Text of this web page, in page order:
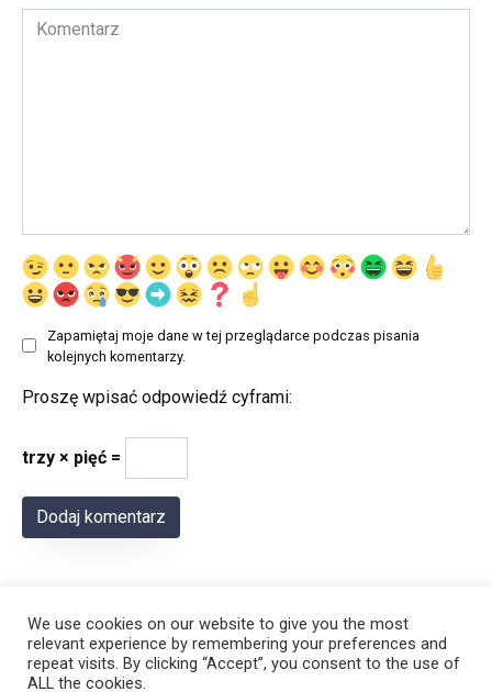
Komentarz
Zapamiętaj moje dane w tej przeglądarce podczas pisania
kolejnych komentarzy.
Proszę wpisać odpowiedź cyframi:
trzy × pięć =
We use cookies on our website to give you the most
relevant experience by remembering your preferences and
repeat visits. By clicking “Accept”, you consent to the use of
ALL the cookies.